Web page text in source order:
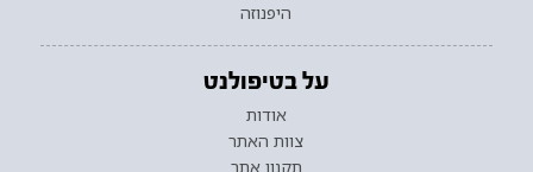
היפנוזה
על בטיפולנט
אודות
צוות האתר
תקנון אתר